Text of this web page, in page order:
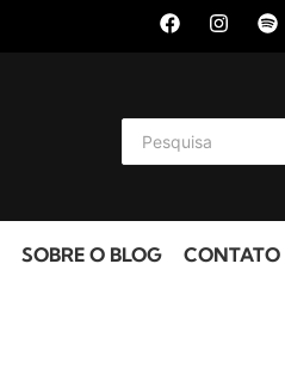
SOBRE O BLOG CONTATO